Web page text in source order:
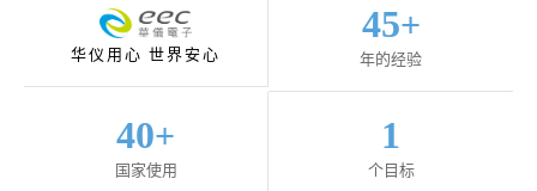
华仪用心 世界安心
45+
年的经验
40+
国家使用
1
个目标